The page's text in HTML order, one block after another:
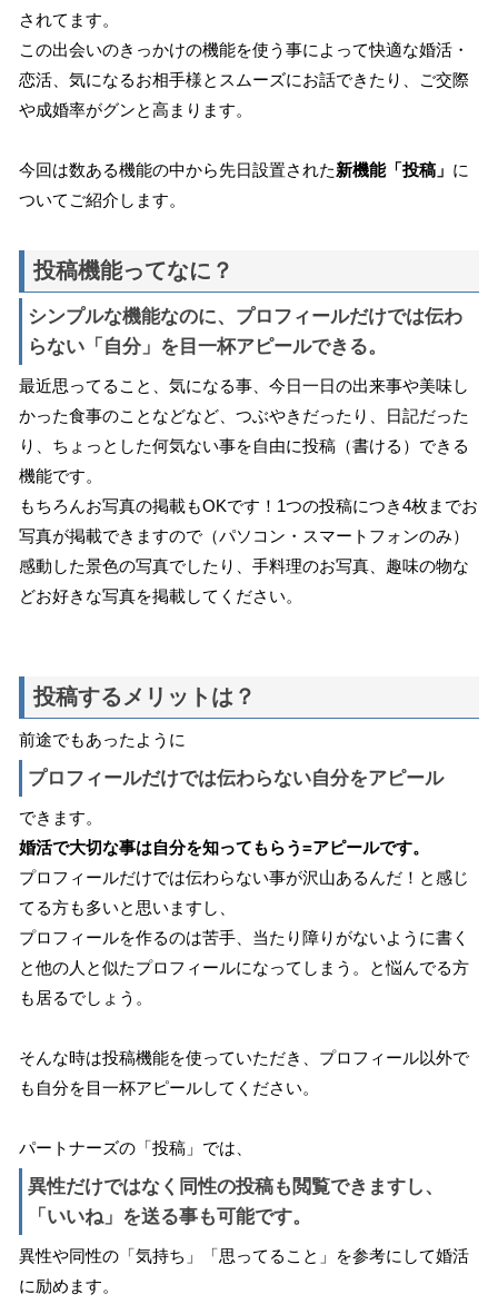
されてます。
この出会いのきっかけの機能を使う事によって快適な婚活・
恋活、気になるお相手様とスムーズにお話できたり、ご交際
や成婚率がグンと高まります。
今回は数ある機能の中から先日設置された新機能「投稿」 に
ついてご紹介します。
投稿機能ってなに？
シンプルな機能なのに、プロフィールだけでは伝わ
らない「自分」を目一杯アピールできる。
最近思ってること、気になる事、今日一日の出来事や美味し
かった食事のことなどなど、つぶやきだったり、日記だった
り、ちょっとした何気ない事を自由に投稿（書ける）できる
機能です。
もちろんお写真の掲載もOKです！1つの投稿につき4枚までお
写真が掲載できますので（パソコン・スマートフォンのみ）
感動した景色の写真でしたり、手料理のお写真、趣味の物な
どお好きな写真を掲載してください。
投稿するメリットは？
前途でもあったように
プロフィールだけでは伝わらない自分をアピール
できます。
婚活で大切な事は自分を知ってもらう=アピールです。
プロフィールだけでは伝わらない事が沢山あるんだ！と感じ
てる方も多いと思いますし、
プロフィールを作るのは苦手、当たり障りがないように書く
と他の人と似たプロフィールになってしまう。と悩んでる方
も居るでしょう。
そんな時は投稿機能を使っていただき、プロフィール以外で
も自分を目一杯アピールしてください。
パートナーズの「投稿」では、
異性だけではなく同性の投稿も閲覧できますし、
「いいね」を送る事も可能です。
異性や同性の「気持ち」「思ってること」を参考にして婚活
に励めます。